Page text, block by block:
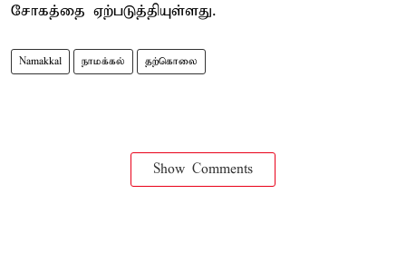
சோகத்தை ஏற்படுத்தியுள்ளது.
Namakkal நாமக்கல் தற்கொலை
Show Comments